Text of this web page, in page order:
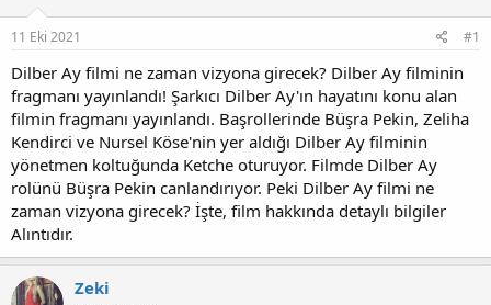
b
a
ş
a
t
a
n
ç
a
r
i
h
i
11 Eki 2021 #1
Dilber Ay filmi ne zaman vizyona girecek? Dilber Ay filminin
fragmanı yayınlandı! Şarkıcı Dilber Ay'ın hayatını konu alan
filmin fragmanı yayınlandı. Başrollerinde Büşra Pekin, Zeliha
Kendirci ve Nursel Köse'nin yer aldığı Dilber Ay filminin
yönetmen koltuğunda Ketche oturuyor. Filmde Dilber Ay
rolünü Büşra Pekin canlandırıyor. Peki Dilber Ay filmi ne
zaman vizyona girecek? İşte, film hakkında detaylı bilgiler
Alıntıdır.
Zeki